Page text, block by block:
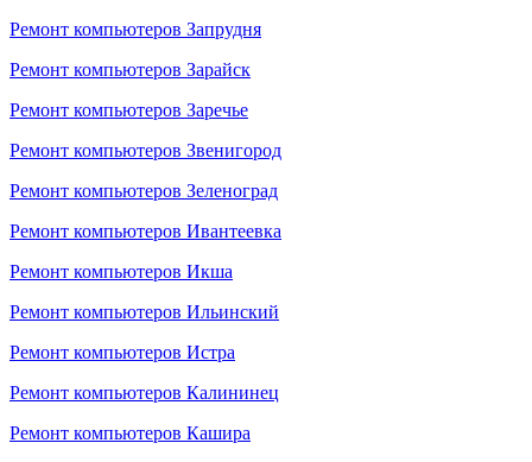
Ремонт компьютеров Запрудня
Ремонт компьютеров Зарайск
Ремонт компьютеров Заречье
Ремонт компьютеров Звенигород
Ремонт компьютеров Зеленоград
Ремонт компьютеров Ивантеевка
Ремонт компьютеров Икша
Ремонт компьютеров Ильинский
Ремонт компьютеров Истра
Ремонт компьютеров Калининец
Ремонт компьютеров Кашира